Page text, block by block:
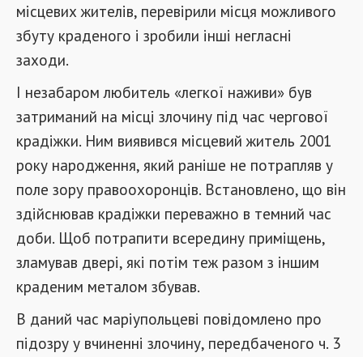
місцевих жителів, перевірили місця можливого
збуту краденого і зробили інші негласні
заходи.
І незабаром любитель «легкої наживи» був
затриманий на місці злочину під час чергової
крадіжки. Ним виявився місцевий житель 2001
року народження, який раніше не потрапляв у
поле зору правоохоронців. Встановлено, що він
здійснював крадіжки переважно в темний час
доби. Щоб потрапити всередину приміщень,
зламував двері, які потім теж разом з іншим
краденим металом збував.
В даний час маріупольцеві повідомлено про
підозру у вчиненні злочину, передбаченого ч. 3